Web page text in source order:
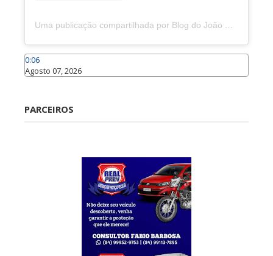
Uma publicação compartilhada por Blog do João Marcolino (@joaomarcolinoneto)
0:06
Agosto 07, 2026
PARCEIROS